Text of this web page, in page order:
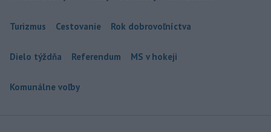
Turizmus Cestovanie Rok dobrovoľníctva
Dielo týždňa Referendum MS v hokeji
Komunálne voľby